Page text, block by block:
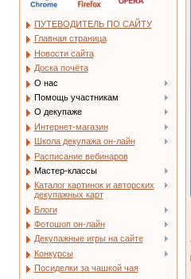
ПУТЕВОДИТЕЛЬ ПО САЙТУ
Главная страница
Новости сайта
Доска почёта
О нас
Помощь участникам
О декупаже
Интернет-магазин
Школа декупажа он-лайн
Расписание вебинаров
Мастер-классы
Каталог картинок и авторских
декупажных карт
Блоги
Фотошоп он-лайн
Декупажные игры на сайте
Конкурсы
Посиделки за чашкой чая